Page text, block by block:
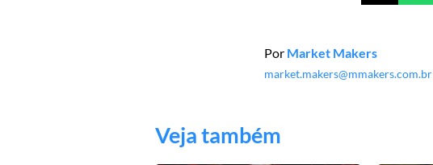
Por Market Makers
market.makers@mmakers.com.br
Veja também